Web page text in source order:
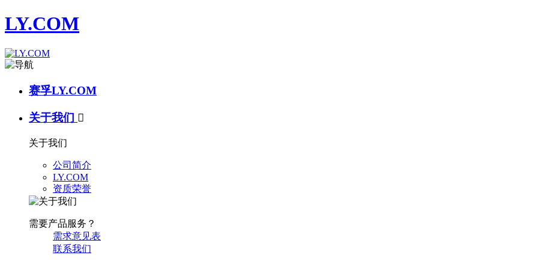
LY.COM
赛孚LY.COM
关于我们 
关于我们
公司简介
LY.COM
资质荣誉
需要产品服务？
需求意见表
联系我们